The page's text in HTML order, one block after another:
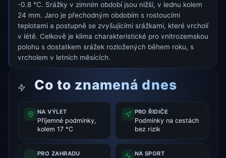
-0.8 °C. Srážky v zimním období jsou nižší, v lednu kolem
24 mm. Jaro je přechodným obdobím s rostoucími
teplotami a postupně se zvyšujícími srážkami, které vrcholí
v létě. Celkově je klima charakteristické pro vnitrozemskou
polohu s dostatkem srážek rozložených během roku, s
vrcholem v letních měsících.
Co to znamená dnes
NA VÝLET
Příjemné podmínky,
kolem 17 °C
PRO ŘIDIČE
Podmínky na cestách
bez rizik
PRO ZAHRADU NA SPORT